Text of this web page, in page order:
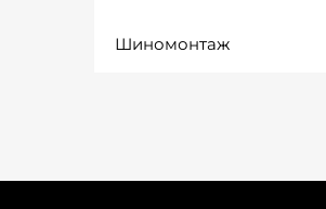
Шиномонтаж